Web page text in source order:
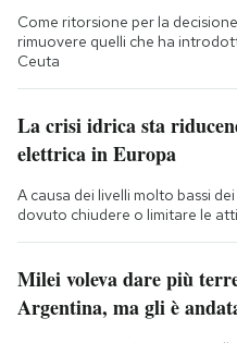
Come ritorsione per la
rimuovere quelli che ha
Ceuta
La crisi idrica sta
elettrica in Europa
A causa dei livelli molto bassi
dovuto chiudere o limitare le
Milei voleva dare più
Argentina, ma gli è